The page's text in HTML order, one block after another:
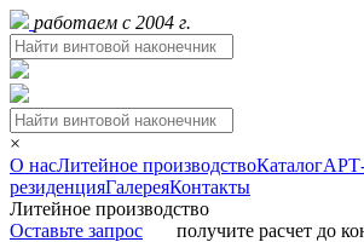
работаем с 2004 г.
×
О насЛитейное производствоКаталог
резиденцияГалереяКонтакты
Литейное производство
Оставьте запрос получите расчет до